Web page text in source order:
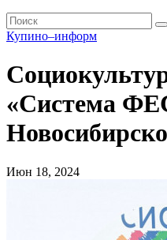
Купино–информ
«Система
Июн 18, 2024